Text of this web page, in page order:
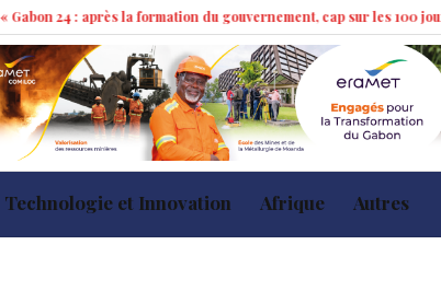
24 : après la formation du gouvernement, cap sur les 100 jours
Technologie et Innovation Afrique Autres